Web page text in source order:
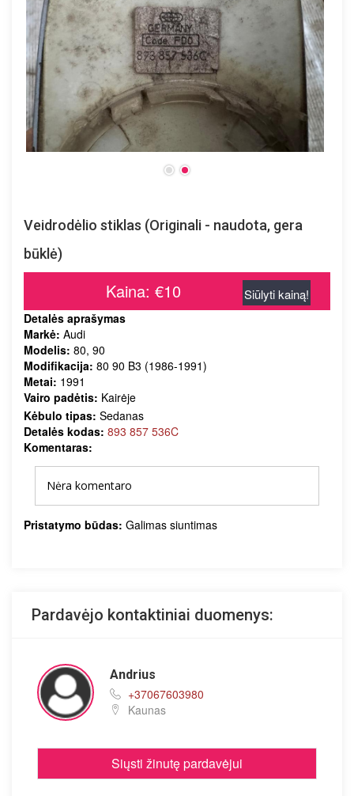
Veidrodėlio stiklas (Originali - naudota, gera
būklė)
Kaina: €10 Siūlyti kainą!
Detalės aprašymas
Markė: Audi
Modelis: 80, 90
Modifikacija: 80 90 B3 (1986-1991)
Metai: 1991
Vairo padėtis: Kairėje
Kėbulo tipas: Sedanas
Detalės kodas: 893 857 536C
Komentaras:
Nėra komentaro
Pristatymo būdas: Galimas siuntimas
Pardavėjo kontaktiniai duomenys:
Andrius
+37067603980
Kaunas
Siųsti žinutę pardavėjui